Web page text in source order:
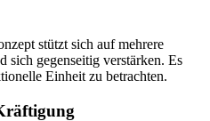
stützt sich auf mehrere
sich gegenseitig verstärken. Es
Einheit zu betrachten.